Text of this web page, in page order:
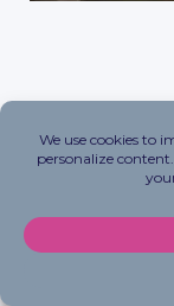
Spielen Sie
Taste bei
FitOn PRO
Workout, bei